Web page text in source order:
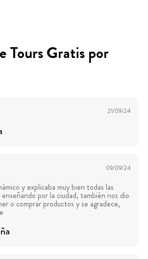
Tours Gratis por
21/09/24
09/09/24
y explicaba muy bien todas las
por la ciudad, también nos dio
o comprar productos y se agradece,